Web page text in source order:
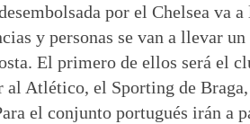
por el Chelsea va
y personas se van a llevar
El primero de ellos será el
al Atlético, el Sporting de
el conjunto portugués irán a